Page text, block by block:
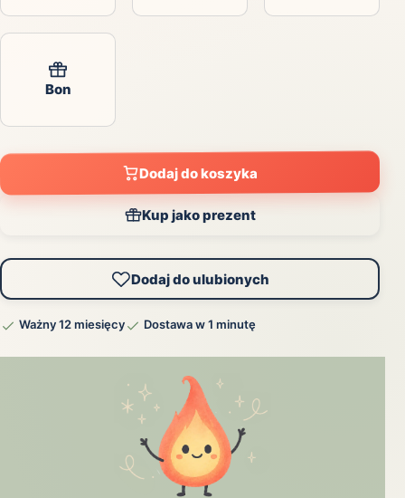
Bon
Dodaj do koszyka
Kup jako prezent
Dodaj do ulubionych
Ważny 12 miesięcy Dostawa w 1 minutę